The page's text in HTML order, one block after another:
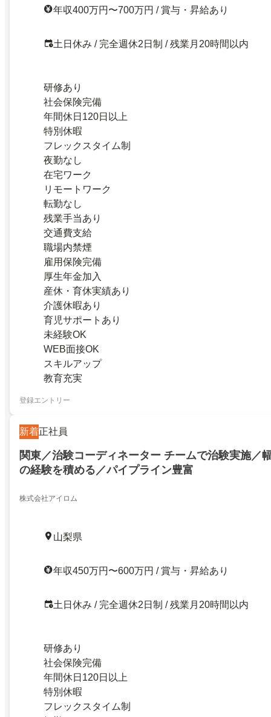
年収400万円〜700万円 / 賞与・昇給あり
土日休み / 完全週休2日制 / 残業月20時間以内
研修あり
社会保険完備
年間休日120日以上
特別休暇
フレックスタイム制
夜勤なし
在宅ワーク
リモートワーク
転勤なし
残業手当あり
交通費支給
職場内禁煙
雇用保険完備
厚生年金加入
産休・育休実績あり
介護休暇あり
育児サポートあり
未経験OK
WEB面接OK
スキルアップ
教育充実
登録エントリー
新着正社員
関東／治験コーディネーター チームで治験実施／
の経験を積める／パイプライン豊富
株式会社アイロム
山梨県
年収450万円〜600万円 / 賞与・昇給あり
土日休み / 完全週休2日制 / 残業月20時間以内
研修あり
社会保険完備
年間休日120日以上
特別休暇
フレックスタイム制